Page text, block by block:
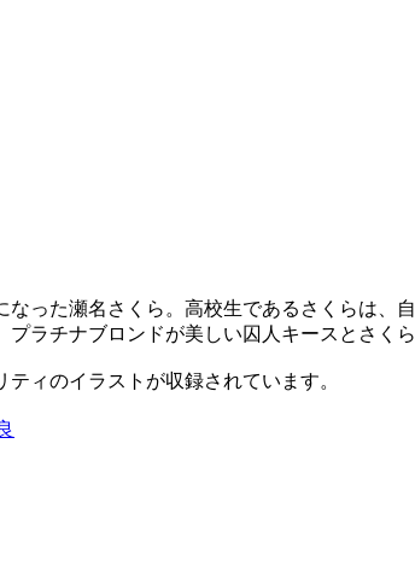
なった瀬名さくら。高校生であるさくらは
プラチナブロンドが美しい囚人キースとさ
ィのイラストが収録されています。